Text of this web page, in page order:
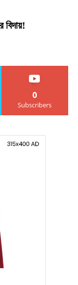
বিদায়!
0
Subscribers